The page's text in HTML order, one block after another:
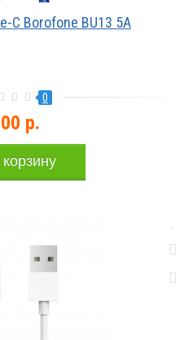
C Borofone BU13 5A
0
р.